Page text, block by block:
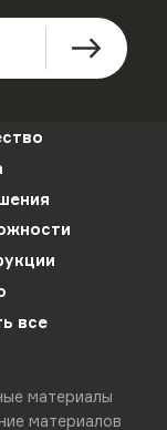
все
материалы
материалов